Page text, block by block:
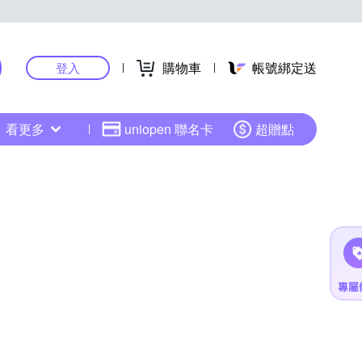
登入 購物車 帳號綁定送
看更多 uniopen 聯名卡 超贈點